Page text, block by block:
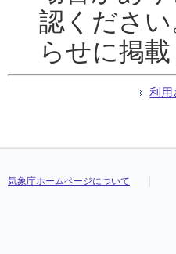
認くださ
らせに掲載
利用
気象庁ホームページについて